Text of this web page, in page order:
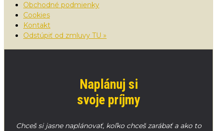
Obchodné podmienky
Cookies
Kontakt
Odstúpiť od zmluvy TU »
Naplánuj si
svoje príjmy
Chceš si jasne naplánovať, koľko chceš zarábať a ako to